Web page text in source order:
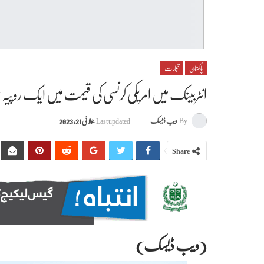
پاکستان تجارت
انٹربینک میں امریکی کرنسی کی قیمت میں ایک روپیہ 67 پیسے کا اضافہ ہوا
By ویب ڈیسک Last updated جولائی 21, 2023
Share
(ویب ڈیسک)